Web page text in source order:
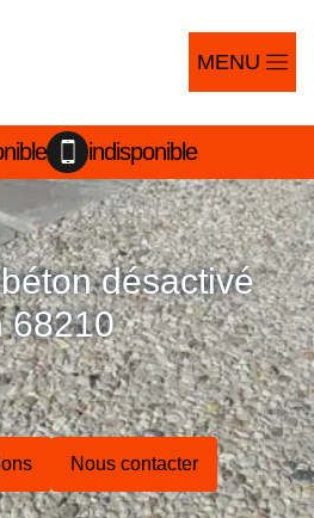
MENU
indisponible
désactivé
68210
Nous contacter